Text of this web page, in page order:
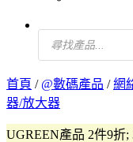
Products
search
首頁 / @數碼產品 / 網
器/放大器
UGREEN產品 2件9折;